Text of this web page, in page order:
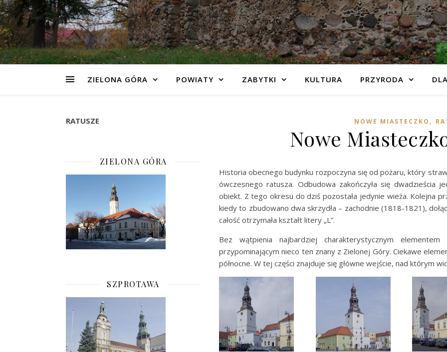
ZIELONA GÓRA POWIATY ZABYTKI KULTURA PRZYRODA
RATUSZE
ZIELONA GÓRA
SZPROTAWA
NOWE MIASTECZKO ,
Nowe
Historia obecnego budynku rozpoczyna się od pożaru, który
ówczesnego ratusza. Odbudowa zakończyła się dwadzieścia
obiekt. Z tego okresu do dziś pozostała jedynie wieża. Kolejna
kiedy to zbudowano dwa skrzydła – zachodnie (1818-1821),
całość otrzymała kształt litery „L”.
Bez wątpienia najbardziej charakterystycznym
przypominającym nieco ten znany z Zielonej Góry. Ciekawe
północne. W tej części znajduje się główne wejście, nad którym